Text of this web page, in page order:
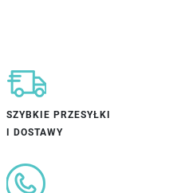
SZYBKIE PRZESYŁKI
I DOSTAWY